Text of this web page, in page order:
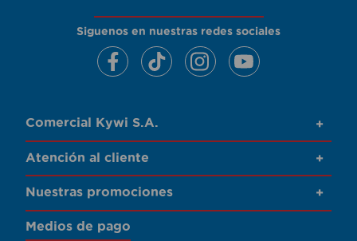
Siguenos en nuestras redes sociales
Comercial Kywi S.A. +
Atención al cliente +
Nuestras promociones +
Medios de pago